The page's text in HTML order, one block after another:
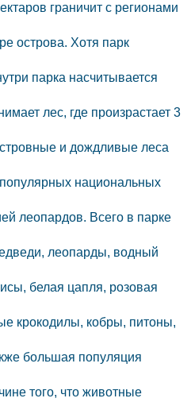
граничит с регионами
острова. Хотя парк
парка насчитывается
лес, где произрастает 3
и дождливые леса
национальных
леопардов. Всего в парке
леопарды, водный
белая цапля, розовая
крокодилы, кобры, питоны,
большая популяция
того, что животные